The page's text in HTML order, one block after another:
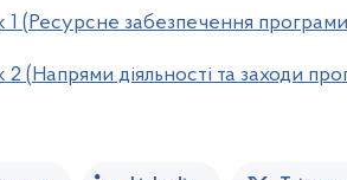
1 (Ресурсне забезпечення
2 (Напрями діяльності та заходи